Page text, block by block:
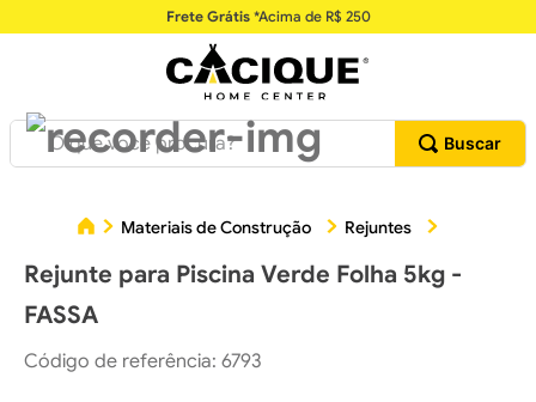
Frete Grátis*Acima de R$ 250
O que você procura?
Materiais de Construção Rejuntes
Rejunte para Piscina Verde Folha 5kg -
FASSA
Código de referência: 6793